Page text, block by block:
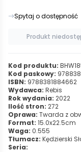
Spytaj o dostępność
Produkt
Kod produktu:
Kod paskowy:
ISBN: 9788381884662
Wydawca: Rebis
Rok wydania: 2022
Ilość stron: 272
Oprawa: Twarda z
Format: 15.0x22.5cm
Waga: 0.555
Tłumacz: Kędzierski
Seria: